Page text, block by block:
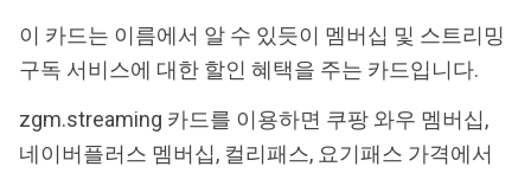
이 카드는 이름에서 알 수 있듯이 멤버십 및 스트리밍
구독 서비스에 대한 할인 혜택을 주는 카드입니다.
zgm.streaming 카드를 이용하면 쿠팡 와우 멤버십,
네이버플러스 멤버십, 컬리패스, 요기패스 가격에서